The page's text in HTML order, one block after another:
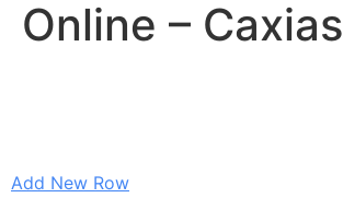
Online – Caxias
Add New Row